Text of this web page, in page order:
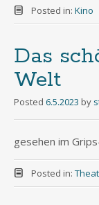
Posted in: Kino
Das
Welt
Posted 6.5.2023 by
gesehen im
Posted in: